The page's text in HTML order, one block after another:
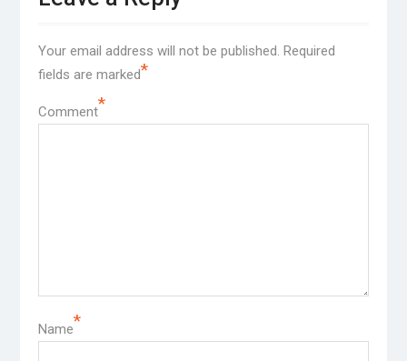
Your email address will not be published. Required
fields are marked*
Comment*
Name*